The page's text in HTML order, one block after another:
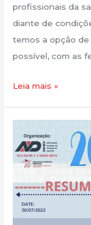
profissionais da
diante de
temos a opção
possível, com as
Leia mais »
Post!